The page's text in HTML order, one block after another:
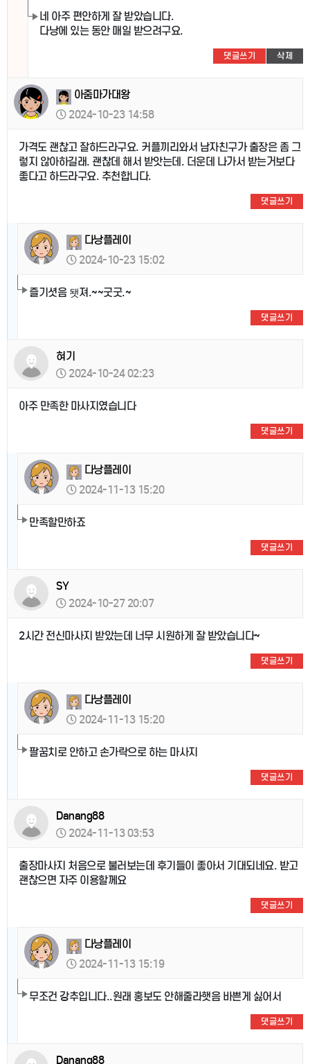
네 아주 편안하게 잘 받았습니다.
다낭에 있는 동안 매일 받으려구요.
댓글쓰기 삭제
아줌마가대왕
2024-10-23 14:58
가격도 괜찮고 잘하드라구요. 커플끼리와서 남자친구가 출장은 좀 그
렇지 않아하길래. 괜찮데 해서 받앗는데. 더운데 나가서 받는거보다
좋다고 하드라구요. 추천합니다.
댓글쓰기
다낭플레이
2024-10-23 15:02
즐기셧음 됏져.~~굿굿.~
댓글쓰기
혀기
2024-10-24 02:23
아주 만족한 마사지였습니다
댓글쓰기
다낭플레이
2024-11-13 15:20
만족할만하죠
댓글쓰기
SY
2024-10-27 20:07
2시간 전신마사지 받았는데 너무 시원하게 잘 받았습니다~
댓글쓰기
다낭플레이
2024-11-13 15:20
팔꿈치로 안하고 손가락으로 하는 마사지
댓글쓰기
Danang88
2024-11-13 03:53
출장마사지 처음으로 불러보는데 후기들이 좋아서 기대되네요. 받고
괜찮으면 자주 이용할께요
댓글쓰기
다낭플레이
2024-11-13 15:19
무조건 강추입니다..원래 홍보도 안해줄라햇음 바쁜게 싫어서
댓글쓰기
Danang88